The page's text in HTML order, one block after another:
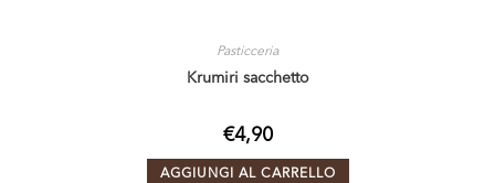
Pasticceria
Krumiri sacchetto
€4,90
AGGIUNGI AL CARRELLO